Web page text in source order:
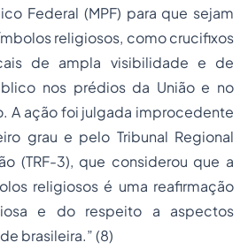
Federal (MPF) para que sejam
religiosos, como crucifixos
de ampla visibilidade e de
nos prédios da União e no
A ação foi julgada improcedente
grau e pelo Tribunal Regional
(TRF-3), que considerou que a
religiosos é uma reafirmação
e do respeito a aspectos
brasileira.” (8)